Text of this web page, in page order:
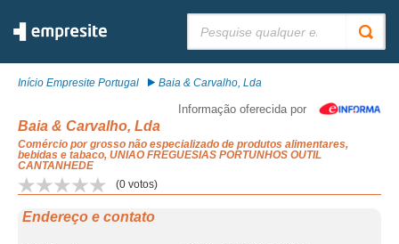
Início Empresite Portugal Baia & Carvalho, Lda
Informação oferecida por
Baia & Carvalho, Lda
Comércio por grosso não especializado de produtos alimentares,
bebidas e tabaco, UNIAO FREGUESIAS PORTUNHOS OUTIL
CANTANHEDE
(0 votos)
Endereço e contato